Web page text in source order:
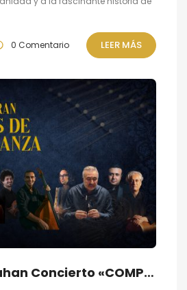
0 Comentario LEER MÁS
Ensamble Isfahan Concierto «COMPASES DE IRÁN»: Melodías de la Esperanza